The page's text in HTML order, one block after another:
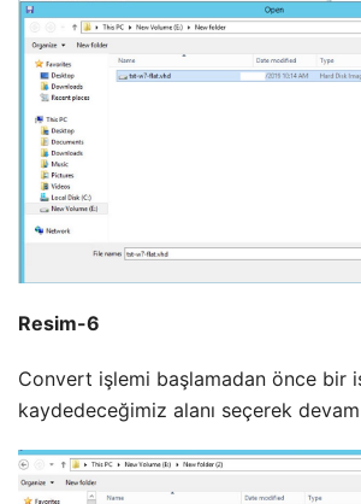
Resim-6
Convert işlemi başlamadan önce bir
kaydedeceğimiz alanı seçerek